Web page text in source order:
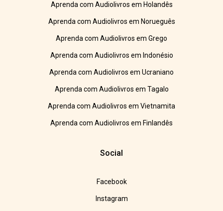
Aprenda com Audiolivros em Holandês
Aprenda com Audiolivros em Norueguês
Aprenda com Audiolivros em Grego
Aprenda com Audiolivros em Indonésio
Aprenda com Audiolivros em Ucraniano
Aprenda com Audiolivros em Tagalo
Aprenda com Audiolivros em Vietnamita
Aprenda com Audiolivros em Finlandês
Social
Facebook
Instagram